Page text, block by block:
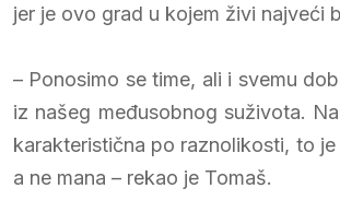
jer je ovo grad u kojem živi najveći
– Ponosimo se time, ali i svemu
iz našeg međusobnog suživota.
karakteristična po raznolikosti, to
a ne mana – rekao je Tomaš.